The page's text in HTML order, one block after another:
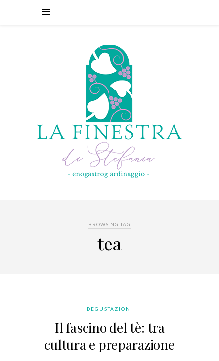
BROWSING TAG
tea
DEGUSTAZIONI
Il fascino del tè: tra
cultura e preparazione